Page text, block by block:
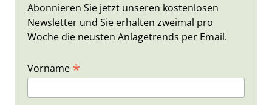
Abonnieren Sie jetzt unseren kostenlosen
Newsletter und Sie erhalten zweimal pro
Woche die neusten Anlagetrends per Email.
Vorname *